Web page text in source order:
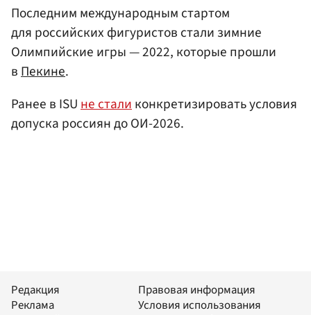
Последним международным стартом
для российских фигуристов стали зимние
Олимпийские игры — 2022, которые прошли
вПекине.
Ранее в ISUне сталиконкретизировать условия
допуска россиян до ОИ-2026.
Редакция
Реклама
Правовая информация
Условия использования